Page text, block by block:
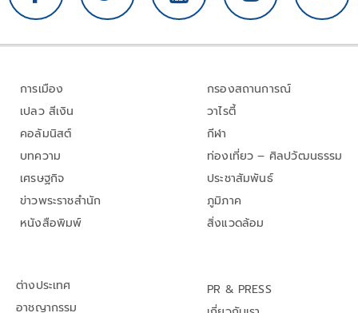
การเมือง
เปลว สีเงิน
คอลัมนิสต์
บทความ
เศรษฐกิจ
ข่าวพระราชสำนัก
หนังสือพิมพ์
กรองสถานการณ์
วาไรตี้
กีฬา
ท่องเที่ยว – ศิลปวัฒนธรรม
ประชาสัมพันธ์
ภูมิภาค
สิ่งแวดล้อม
ต่างประเทศ
อาชญากรรม
PR & PRESS